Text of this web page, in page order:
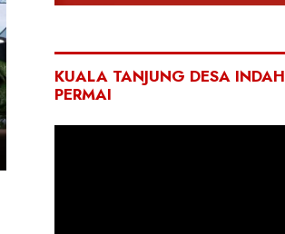
KUALA TANJUNG DESA INDAH
PERMAI